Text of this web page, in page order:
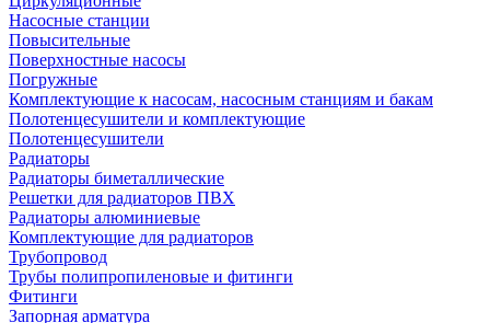
Насосные станции
Повысительные
Поверхностные насосы
Погружные
Комплектующие к насосам, насосным станциям и бакам
Полотенцесушители и комплектующие
Полотенцесушители
Радиаторы
Радиаторы биметаллические
Решетки для радиаторов ПВХ
Радиаторы алюминиевые
Комплектующие для радиаторов
Трубопровод
Трубы полипропиленовые и фитинги
Фитинги
Запорная арматура